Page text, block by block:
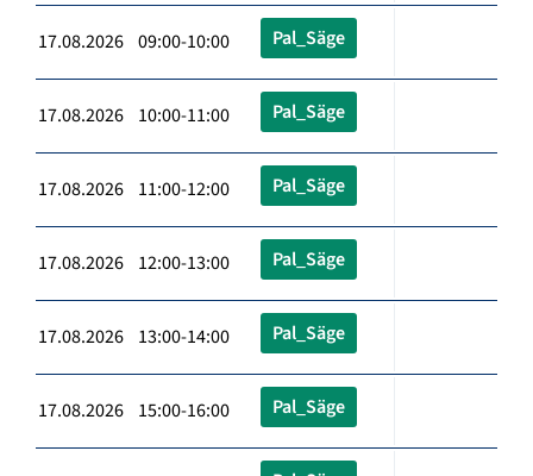
17.08.2026 09:00-10:00 Pal_Säge
17.08.2026 10:00-11:00 Pal_Säge
17.08.2026 11:00-12:00 Pal_Säge
17.08.2026 12:00-13:00 Pal_Säge
17.08.2026 13:00-14:00 Pal_Säge
17.08.2026 15:00-16:00 Pal_Säge